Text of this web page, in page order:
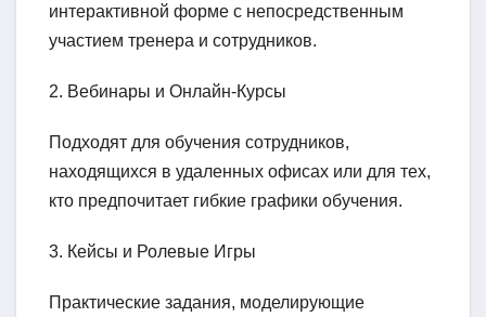
интерактивной форме с непосредственным
участием тренера и сотрудников.
2. Вебинары и Онлайн-Курсы
Подходят для обучения сотрудников,
находящихся в удаленных офисах или для тех,
кто предпочитает гибкие графики обучения.
3. Кейсы и Ролевые Игры
Практические задания, моделирующие